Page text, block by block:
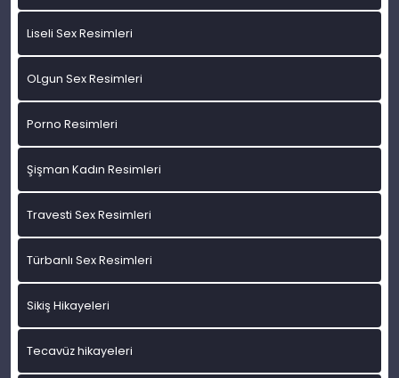
Liseli Sex Resimleri
OLgun Sex Resimleri
Porno Resimleri
Şişman Kadın Resimleri
Travesti Sex Resimleri
Türbanlı Sex Resimleri
Sikiş Hikayeleri
Tecavüz hikayeleri